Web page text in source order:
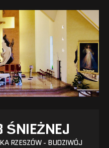
ŚNIEŻNEJ
RZESZÓW - BUDZIWÓJ